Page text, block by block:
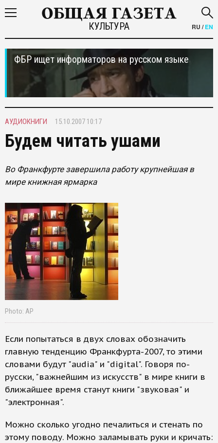
КУЛЬТУРА RU /EN
ФБР ищет информаторов на русском языке
АУДИОКНИГИ 15.10.2007 10:17
Будем читать ушами
Во Франкфурте завершила работу крупнейшая в
мире книжная ярмарка
Photo: AP
Если попытаться в двух словах обозначить
главную тенденцию Франкфурта-2007, то этими
словами будут "audia" и "digital". Говоря по-
русски, "важнейшим из искусств" в мире книги в
ближайшее время станут книги "звуковая" и
"электронная".
Можно сколько угодно печалиться и стенать по
этому поводу. Можно заламывать руки и кричать: